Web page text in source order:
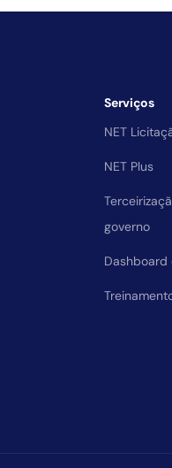
Serviços
NET
NET Plus
governo